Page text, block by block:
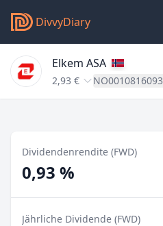
DivvyDiary
Elkem ASA
2,93 € NO0010816093
Dividendenrendite (FWD)
0,93 %
Jährliche Dividende (FWD)